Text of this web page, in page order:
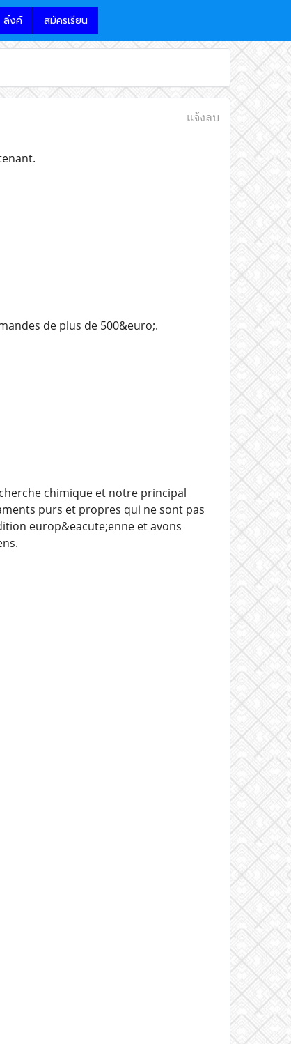
ลิ้งค์ สมัครเรียน
แจ้งลบ
de plus de 500&euro;.
chimique et notre principal
purs et propres qui ne sont pas
europ&eacute;enne et avons